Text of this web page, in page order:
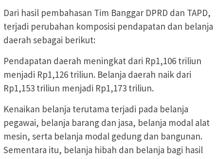
Dari hasil pembahasan Tim Banggar DPRD dan TAPD,
terjadi perubahan komposisi pendapatan dan belanja
daerah sebagai berikut:
Pendapatan daerah meningkat dari Rp1,106 triliun
menjadi Rp1,126 triliun. Belanja daerah naik dari
Rp1,153 triliun menjadi Rp1,173 triliun.
Kenaikan belanja terutama terjadi pada belanja
pegawai, belanja barang dan jasa, belanja modal alat
mesin, serta belanja modal gedung dan bangunan.
Sementara itu, belanja hibah dan belanja bagi hasil